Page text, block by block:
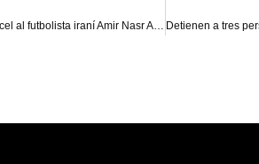
Condenan a 26 años de cárcel al futbolista iraní Amir Nasr Azadani